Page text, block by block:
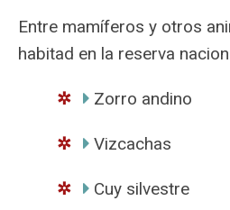
Entre mamíferos y otros
habitad en la reserva
Zorro andino
Vizcachas
Cuy silvestre